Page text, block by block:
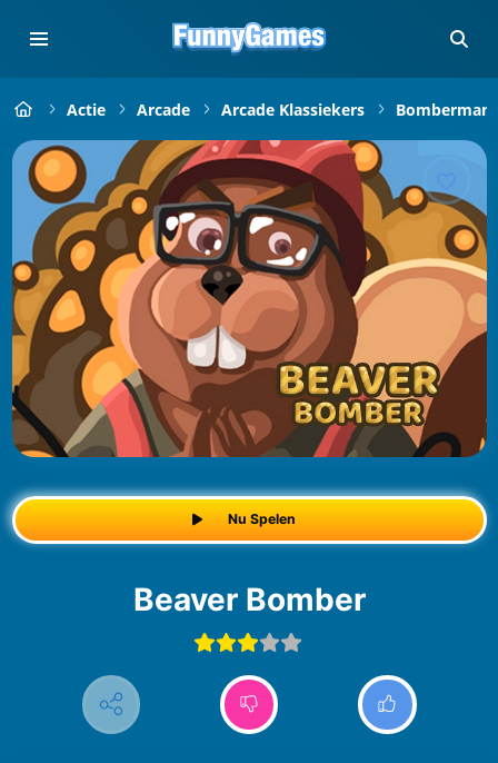
Actie Arcade Arcade Klassiekers Bomberman
Nu Spelen
Beaver Bomber